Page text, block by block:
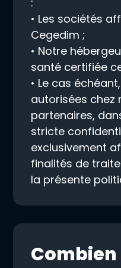
• Les sociétés
Cegedim ;
• Notre
santé certifiée
• Le cas
autorisées
partenaires,
stricte
exclusivement
finalités de
la présente